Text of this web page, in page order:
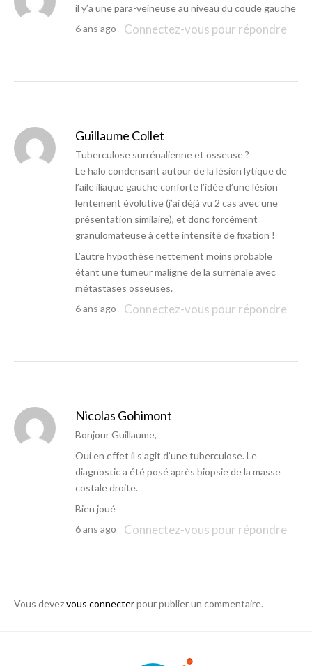
il y’a une para-veineuse au niveau du coude gauche
6 ans ago
Connectez-vous pour répondre
Guillaume Collet
Tuberculose surrénalienne et osseuse ?
Le halo condensant autour de la lésion lytique de
l’aile iliaque gauche conforte l’idée d’une lésion
lentement évolutive (j’ai déjà vu 2 cas avec une
présentation similaire), et donc forcément
granulomateuse à cette intensité de fixation !
L’autre hypothèse nettement moins probable
étant une tumeur maligne de la surrénale avec
métastases osseuses.
6 ans ago
Connectez-vous pour répondre
Nicolas Gohimont
Bonjour Guillaume,
Oui en effet il s’agit d’une tuberculose. Le
diagnostic a été posé après biopsie de la masse
costale droite.
Bien joué
6 ans ago
Connectez-vous pour répondre
Vous devezvous connecterpour publier un commentaire.